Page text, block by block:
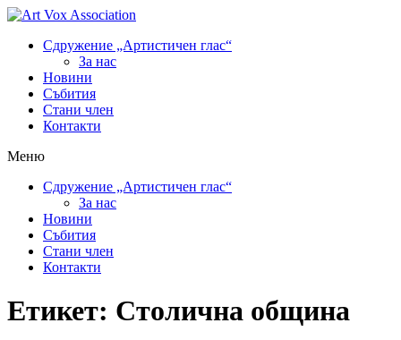
Сдружение „Артистичен глас“
За нас
Новини
Събития
Стани член
Контакти
Меню
Сдружение „Артистичен глас“
За нас
Новини
Събития
Стани член
Контакти
Етикет: Столична община